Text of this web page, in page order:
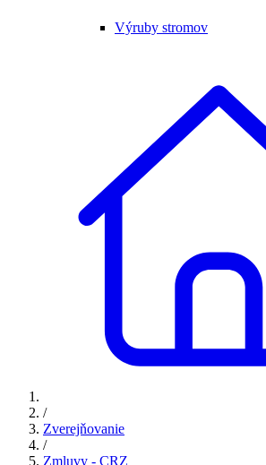
Výruby stromov
/
Zverejňovanie
/
Zmluvy - CRZ